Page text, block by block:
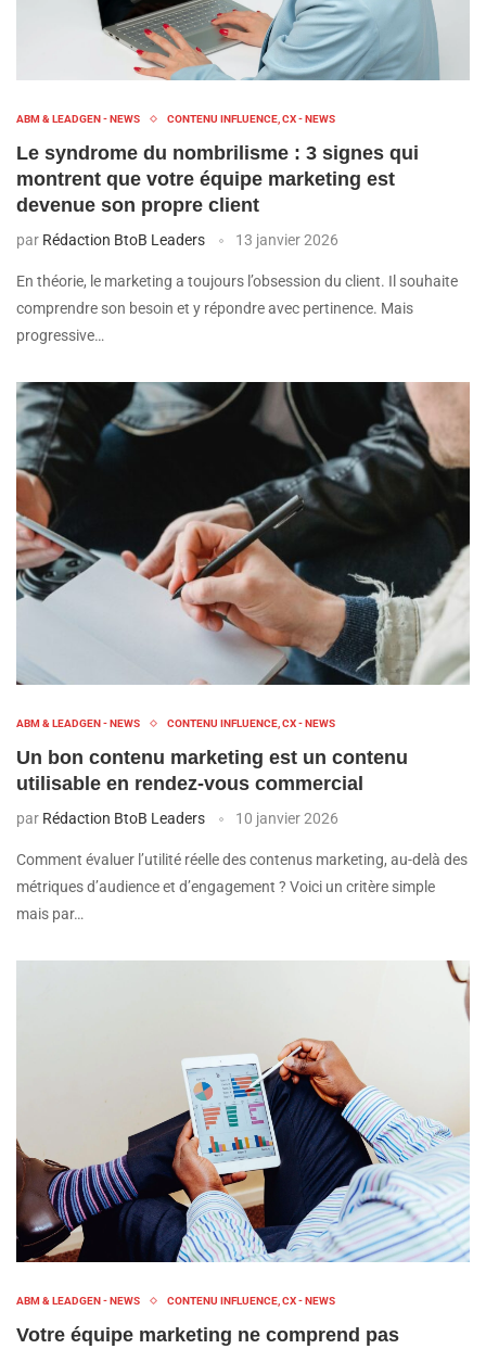
ABM & LEADGEN - NEWS CONTENU INFLUENCE, CX - NEWS
Le syndrome du nombrilisme : 3 signes qui
montrent que votre équipe marketing est
devenue son propre client
par Rédaction BtoB Leaders 13 janvier 2026
En théorie, le marketing a toujours l’obsession du client. Il souhaite
comprendre son besoin et y répondre avec pertinence. Mais
progressive…
ABM & LEADGEN - NEWS CONTENU INFLUENCE, CX - NEWS
Un bon contenu marketing est un contenu
utilisable en rendez-vous commercial
par Rédaction BtoB Leaders 10 janvier 2026
Comment évaluer l’utilité réelle des contenus marketing, au-delà des
métriques d’audience et d’engagement ? Voici un critère simple
mais par…
ABM & LEADGEN - NEWS CONTENU INFLUENCE, CX - NEWS
Votre équipe marketing ne comprend pas